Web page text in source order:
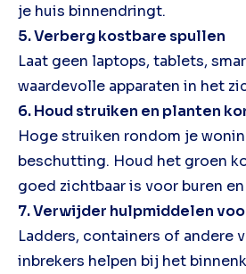
je huis binnendringt.
5. Verberg kostbare spullen
Laat geen laptops, tablets,
waardevolle apparaten in het
6. Houd struiken en planten
Hoge struiken rondom je
beschutting. Houd het groen
goed zichtbaar is voor buren
7. Verwijder hulpmiddelen
Ladders, containers of andere
inbrekers helpen bij het